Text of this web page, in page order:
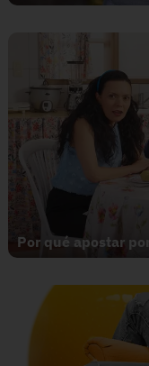
Por qué apostar